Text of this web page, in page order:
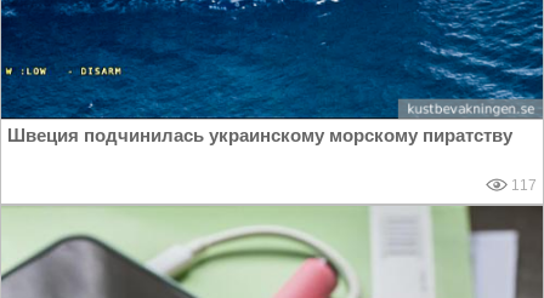
Швеция подчинилась украинскому морскому пиратству
117